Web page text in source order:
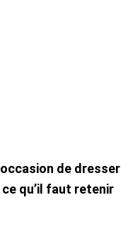
de dresser
ce qu’il faut retenir